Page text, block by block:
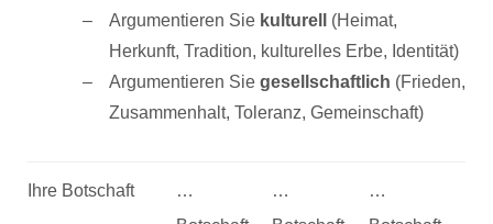
Argumentieren Sie kulturell
(Heimat,
Herkunft, Tradition, kulturelles Erbe, Identität)
Argumentieren Sie gesellschaftlich (Frieden,
Zusammenhalt, Toleranz, Gemeinschaft)
Ihre Botschaft
…
…
…